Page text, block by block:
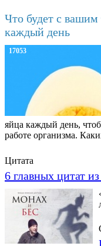
Что будет с вашим
каждый день
17053
яйца каждый день,
работе организма.
Цитата
6 главных цитат